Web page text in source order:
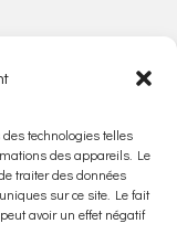
technologies telles
des appareils. Le
traiter des données
sur ce site. Le fait
avoir un effet négatif